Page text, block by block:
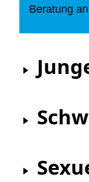
Beratung